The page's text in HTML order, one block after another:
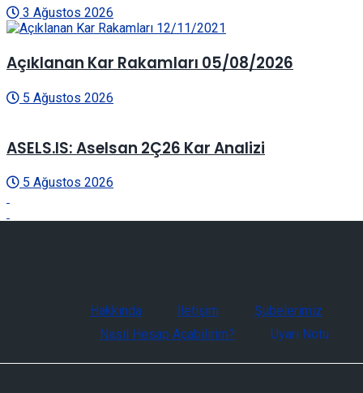
3 Ağustos 2026
Açıklanan Kar Rakamları 05/08/2026
5 Ağustos 2026
ASELS.IS: Aselsan 2Ç26 Kar Analizi
5 Ağustos 2026
Hakkında İletişim
Şubelerimiz
Nasıl Hesap Açabilirim?
Uyarı Notu